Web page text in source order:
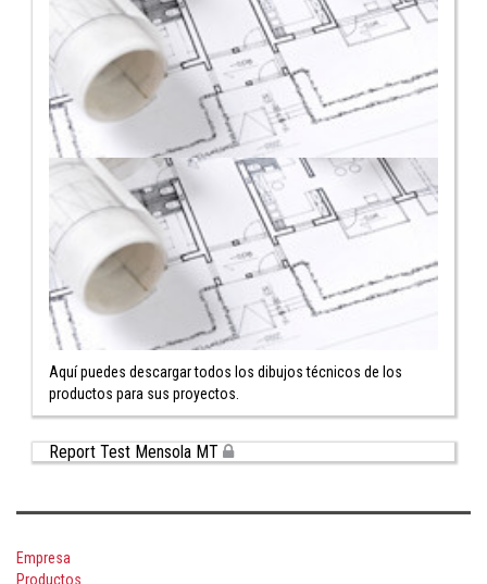
Aquí puedes descargar todos los dibujos técnicos de los
productos para sus proyectos.
Report Test Mensola MT
Empresa
Productos